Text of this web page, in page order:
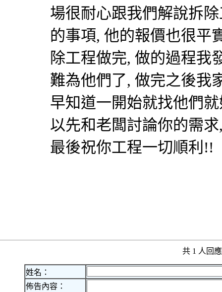
場很耐心跟我們解說拆
的事項, 他的報價也很平
除工程做完, 做的過程我
難為他們了, 做完之後我
早知道一開始就找他們
以先和老闆討論你的需
最後祝你工程一切順利!!
共 1 人回
姓名：
佈告內容：